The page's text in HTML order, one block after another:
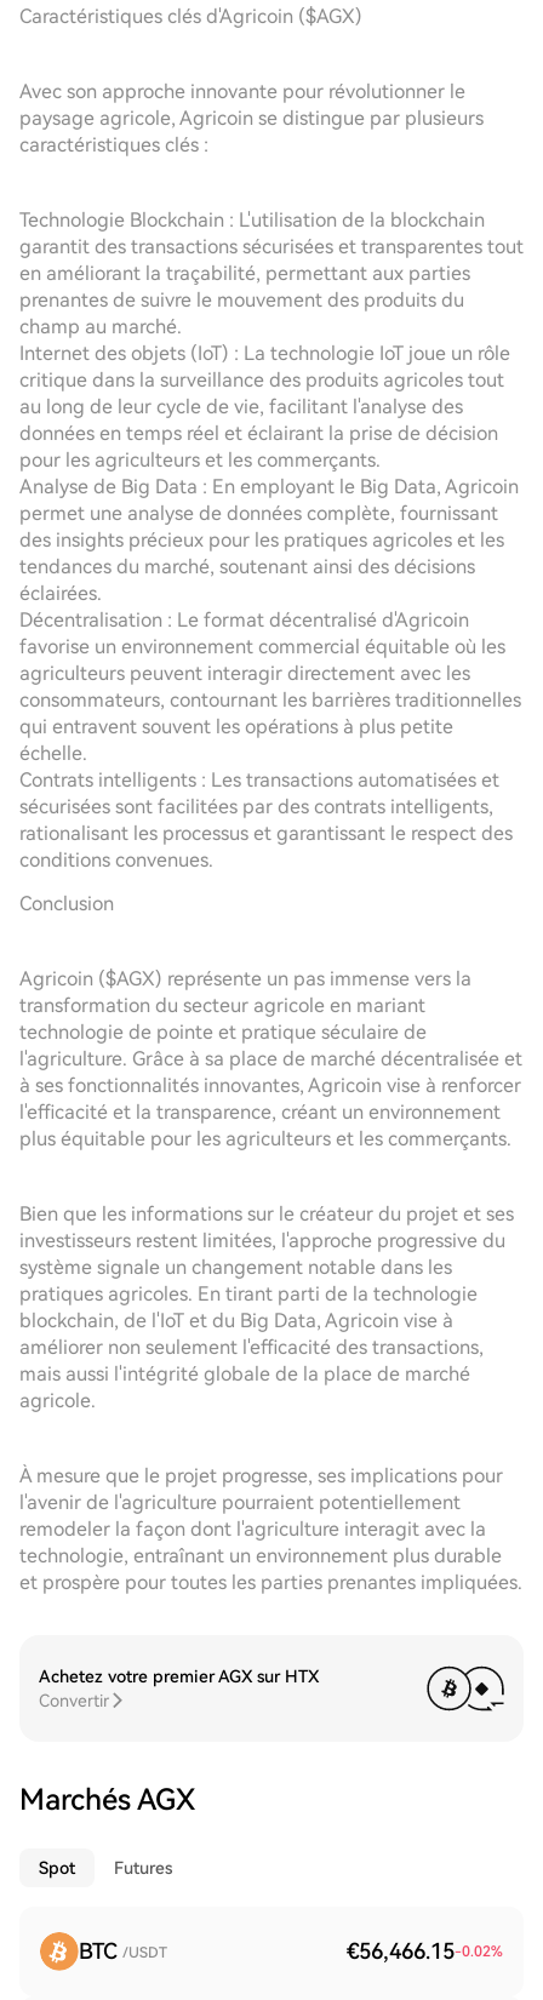
Caractéristiques clés d'Agricoin ($AGX)
Avec son approche innovante pour révolutionner le
paysage agricole, Agricoin se distingue par plusieurs
caractéristiques clés :
Technologie Blockchain : L'utilisation de la blockchain
garantit des transactions sécurisées et transparentes tout
en améliorant la traçabilité, permettant aux parties
prenantes de suivre le mouvement des produits du
champ au marché.
Internet des objets (IoT) : La technologie IoT joue un rôle
critique dans la surveillance des produits agricoles tout
au long de leur cycle de vie, facilitant l'analyse des
données en temps réel et éclairant la prise de décision
pour les agriculteurs et les commerçants.
Analyse de Big Data : En employant le Big Data, Agricoin
permet une analyse de données complète, fournissant
des insights précieux pour les pratiques agricoles et les
tendances du marché, soutenant ainsi des décisions
éclairées.
Décentralisation : Le format décentralisé d'Agricoin
favorise un environnement commercial équitable où les
agriculteurs peuvent interagir directement avec les
consommateurs, contournant les barrières traditionnelles
qui entravent souvent les opérations à plus petite
échelle.
Contrats intelligents : Les transactions automatisées et
sécurisées sont facilitées par des contrats intelligents,
rationalisant les processus et garantissant le respect des
conditions convenues.
Conclusion
Agricoin ($AGX) représente un pas immense vers la
transformation du secteur agricole en mariant
technologie de pointe et pratique séculaire de
l'agriculture. Grâce à sa place de marché décentralisée et
à ses fonctionnalités innovantes, Agricoin vise à renforcer
l'efficacité et la transparence, créant un environnement
plus équitable pour les agriculteurs et les commerçants.
Bien que les informations sur le créateur du projet et ses
investisseurs restent limitées, l'approche progressive du
système signale un changement notable dans les
pratiques agricoles. En tirant parti de la technologie
blockchain, de l'IoT et du Big Data, Agricoin vise à
améliorer non seulement l'efficacité des transactions,
mais aussi l'intégrité globale de la place de marché
agricole.
À mesure que le projet progresse, ses implications pour
l'avenir de l'agriculture pourraient potentiellement
remodeler la façon dont l'agriculture interagit avec la
technologie, entraînant un environnement plus durable
et prospère pour toutes les parties prenantes impliquées.
Achetez votre premier AGX sur HTX
Convertir
Marchés AGX
Spot Futures
BTC /USDT €56,466.15-0.02%